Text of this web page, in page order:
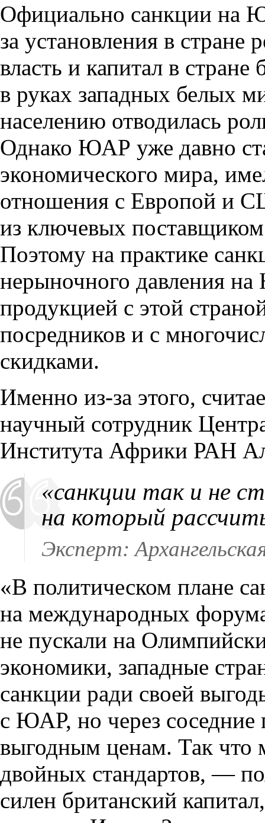
Официально санкции на
за установления в стране
власть и капитал в
в руках западных белых
населению отводилась
Однако ЮАР уже давно
экономического мира,
отношения с Европой и
из ключевых
Поэтому на практике
нерыночного давления
продукцией с этой
посредников и с
скидками.
Именно из-за этого,
научный сотрудник
Института Африки РАН
«санкции так и не
на который
Эксперт:
«В политическом плане
на международных
не пускали на
экономики, западные
санкции ради своей
с ЮАР, но через соседние
выгодным ценам. Так что
двойных стандартов, —
силен британский